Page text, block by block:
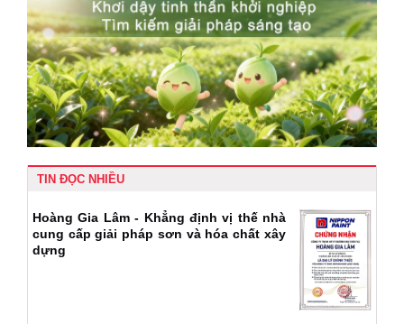
TIN ĐỌC NHIỀU
Hoàng Gia Lâm - Khẳng định vị thế nhà
cung cấp giải pháp sơn và hóa chất xây
dựng